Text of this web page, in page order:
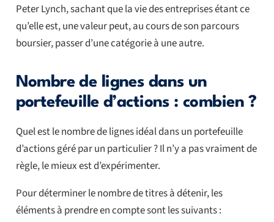
Peter Lynch, sachant que la vie des entreprises étant ce
qu’elle est, une valeur peut, au cours de son parcours
boursier, passer d’une catégorie à une autre.
Nombre de lignes dans un
portefeuille d’actions : combien ?
Quel est le nombre de lignes idéal dans un portefeuille
d’actions géré par un particulier ? Il n’y a pas vraiment de
règle, le mieux est d’expérimenter.
Pour déterminer le nombre de titres à détenir, les
éléments à prendre en compte sont les suivants :